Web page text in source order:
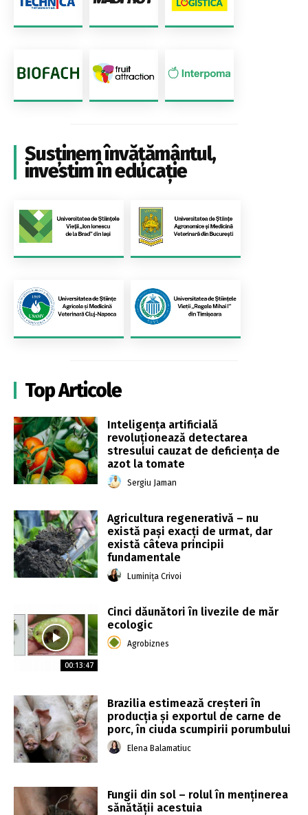
Susținem învățământul,
investim în educație
Top Articole
Inteligența artificială
revoluționează detectarea
stresului cauzat de deficiența de
azot la tomate
Sergiu Jaman
Agricultura regenerativă – nu
există pași exacți de urmat, dar
există câteva principii
fundamentale
Luminița Crivoi
00:13:47
Cinci dăunători în livezile de măr
ecologic
Agrobiznes
Brazilia estimează creșteri în
producția și exportul de carne de
porc, în ciuda scumpirii porumbului
Elena Balamatiuc
Fungii din sol – rolul în menținerea
sănătății acestuia